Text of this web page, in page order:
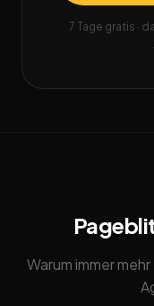
7 Tage gratis ·
Warum immer